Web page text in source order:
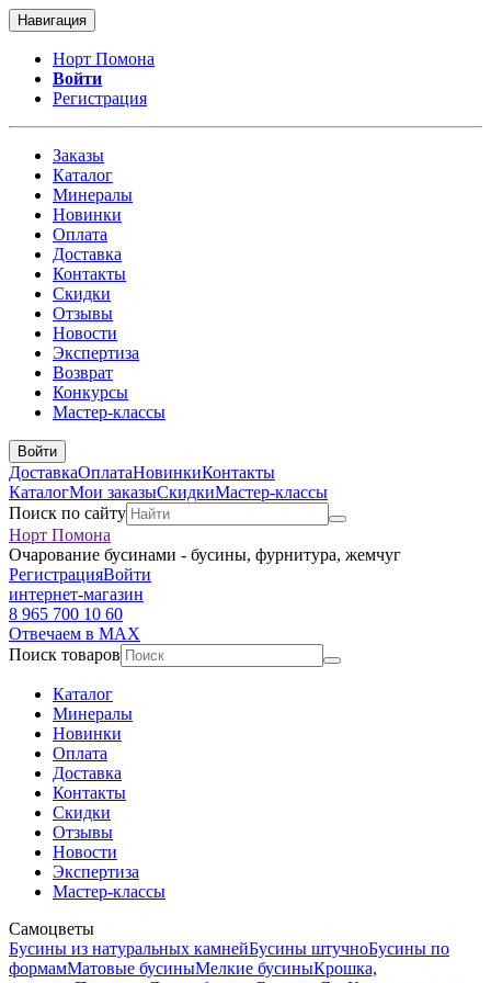
Навигация
Норт Помона
Войти
Регистрация
Заказы
Каталог
Минералы
Новинки
Оплата
Доставка
Контакты
Скидки
Отзывы
Новости
Экспертиза
Возврат
Конкурсы
Мастер-классы
Войти
ДоставкаОплатаНовинкиКонтакты
КаталогМои заказыСкидкиМастер-классы
Поиск по сайту
Норт Помона
Очарование бусинами - бусины, фурнитура, жемчуг
РегистрацияВойти
интернет-магазин
8 965 700 10 60
Отвечаем в MAX
Поиск товаров
Каталог
Минералы
Новинки
Оплата
Доставка
Контакты
Скидки
Отзывы
Новости
Экспертиза
Мастер-классы
Самоцветы
Бусины из натуральных камнейБусины штучноБусины по
формамМатовые бусиныМелкие бусиныКрошка,